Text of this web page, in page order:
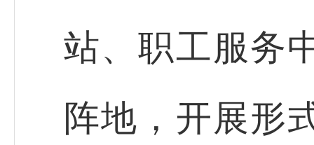
站、职工服务
阵地，开展形